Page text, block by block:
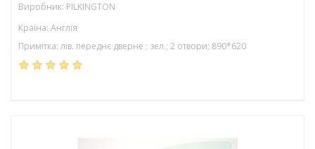
Виробник: PILKINGTON
Країна: Англія
Примітка: лів. переднє дверне ; зел.; 2 отвори; 890*620